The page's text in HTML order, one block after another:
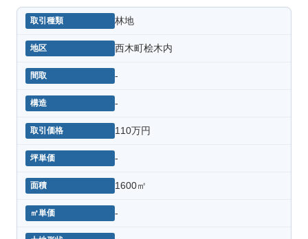
林地
西木町桧木内
-
-
110万円
-
1600㎡
-